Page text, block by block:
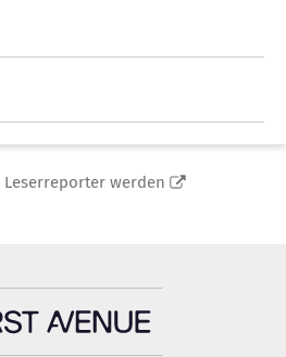
Leserreporter werden